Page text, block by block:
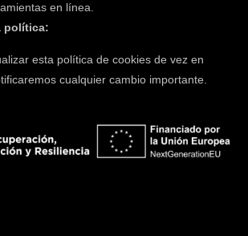
en línea.
política:
esta política de cookies de vez en
cualquier cambio importante.